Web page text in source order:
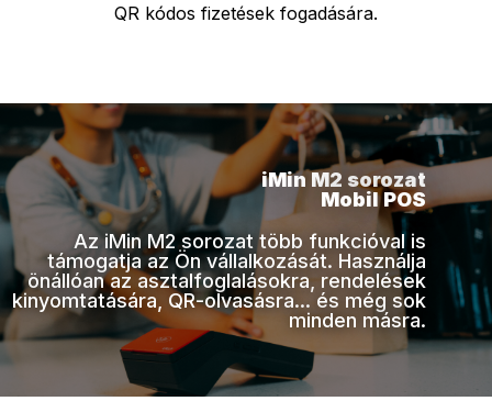
QR kódos fizetések fogadására.
iMin M2 sorozat
Mobil POS
Az iMin M2 sorozat több funkcióval is
támogatja az Ön vállalkozását. Használja
önállóan az asztalfoglalásokra, rendelések
kinyomtatására, QR-olvasásra... és még sok
minden másra.